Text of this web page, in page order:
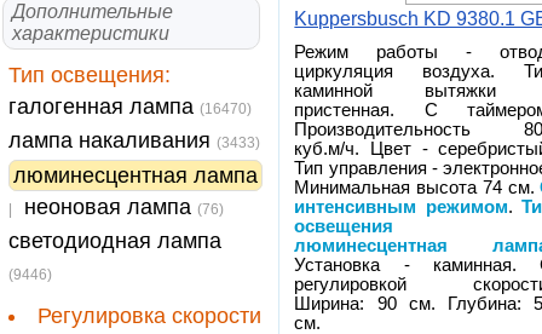
Дополнительные
характеристики
Тип освещения:
галогенная лампа (16470)
лампа накаливания (3433)
люминесцентная лампа
неоновая лампа (76)
светодиодная лампа
(9446)
Регулировка скорости
Kuppersbusch KD 9380.1
Режим работы -
циркуляция воздуха.
каминной вытяжки
пристенная. С
Производительность
куб.м/ч. Цвет -
Тип управления -
Минимальная высота 74 см.
интенсивным режимом.
освещения
люминесцентная
Установка - каминная.
регулировкой
Ширина: 90 см. Глубина:
см.